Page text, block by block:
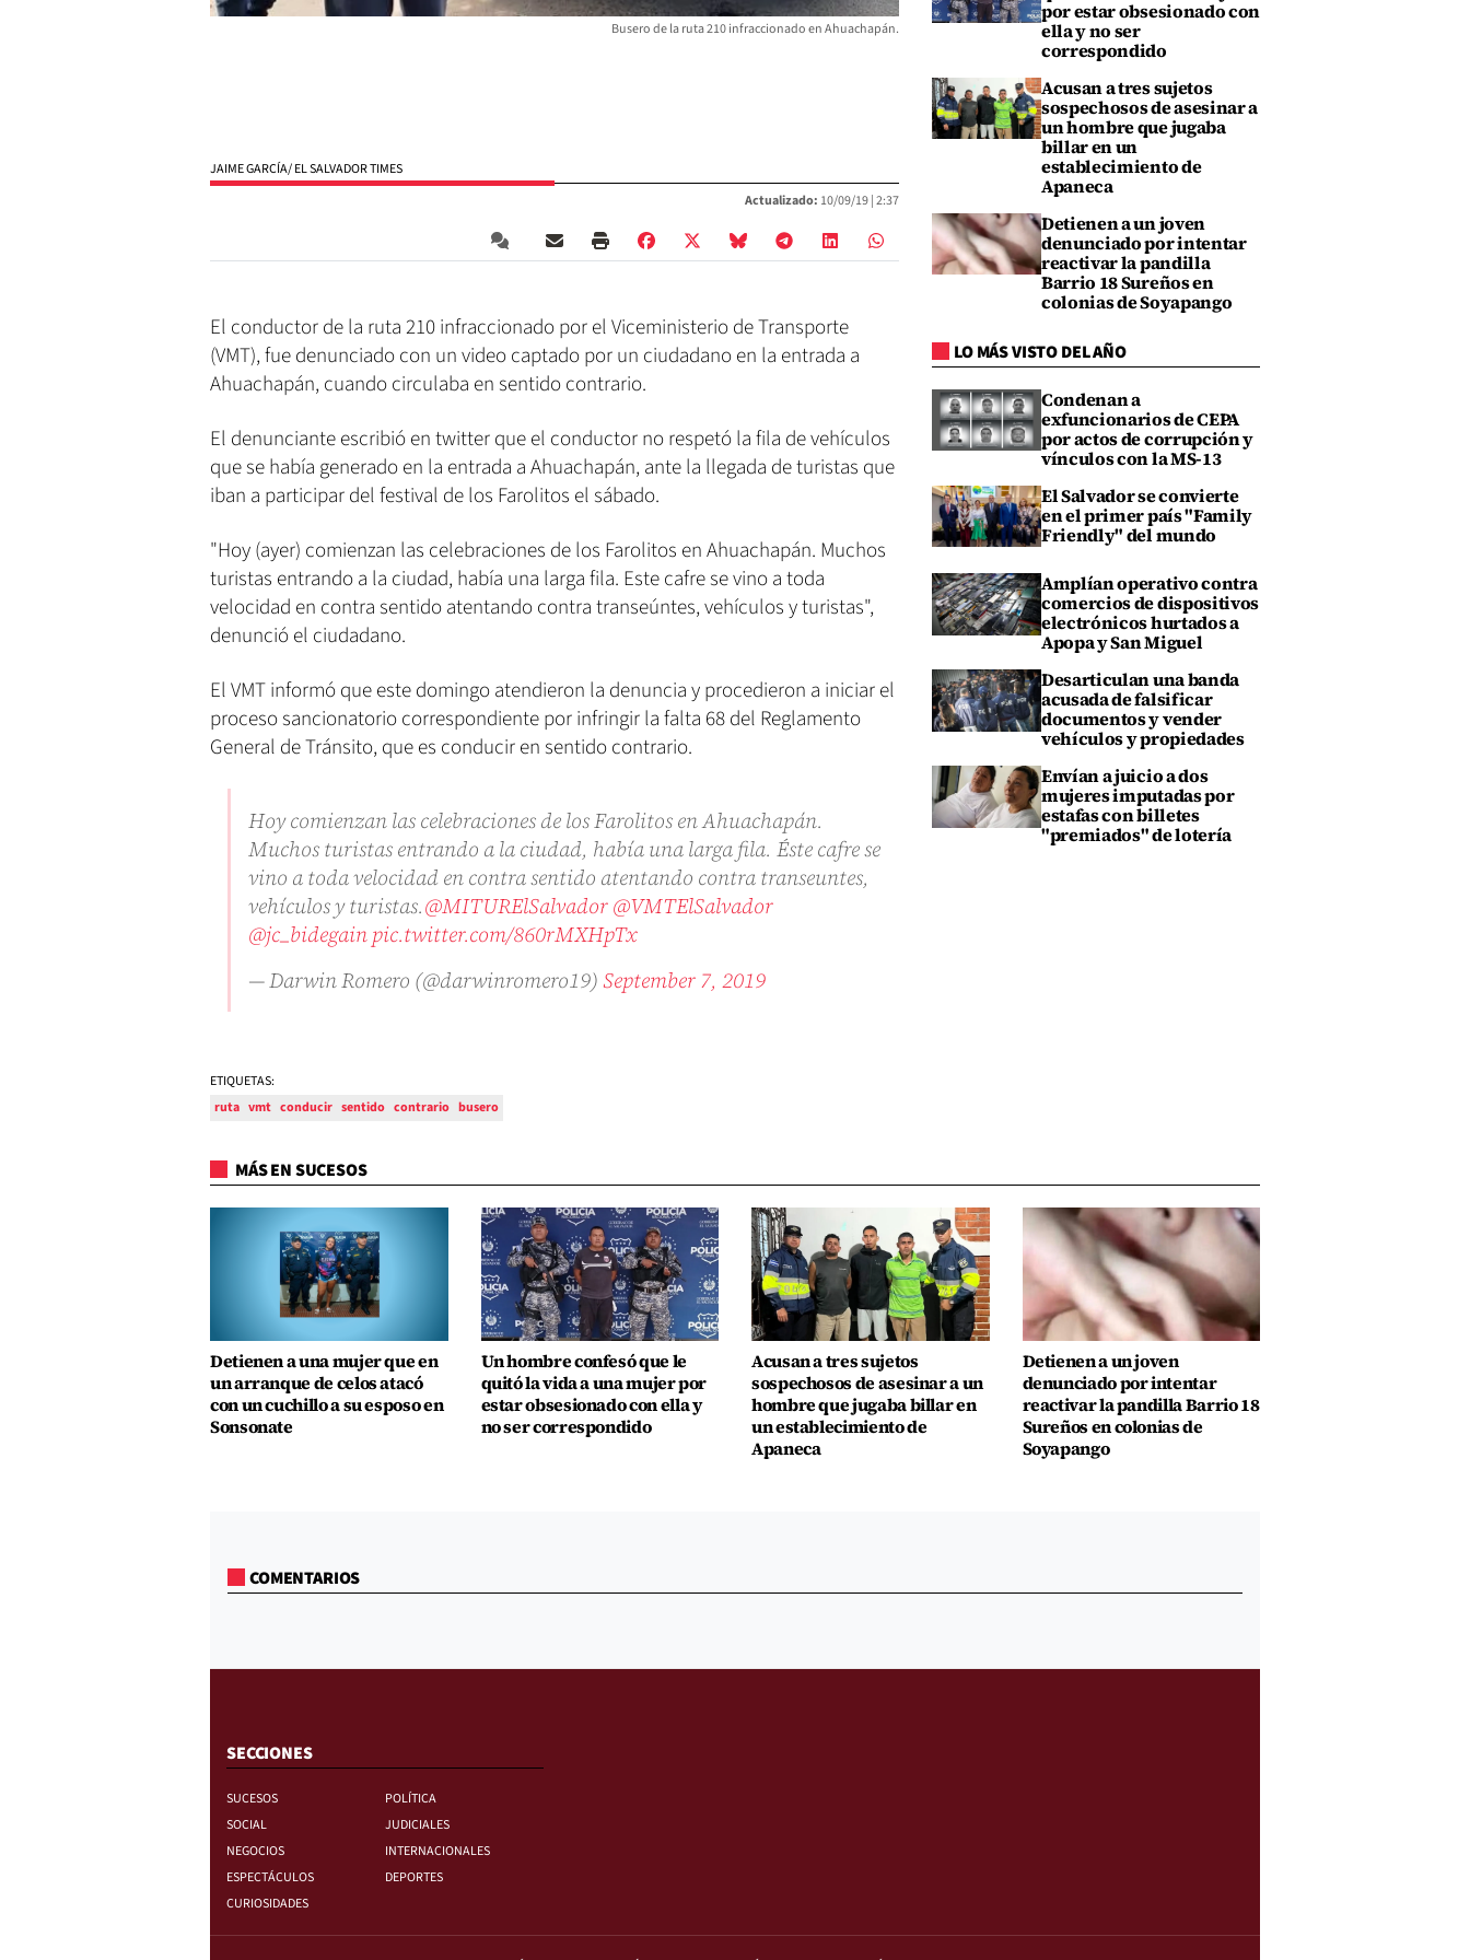
Busero de la ruta 210 infraccionado en Ahuachapán.
JAIME GARCÍA/ EL SALVADOR TIMES
Actualizado: 10/09/19 |2:37
El conductor de la ruta 210 infraccionado por el Viceministerio de Transporte
(VMT), fue denunciado con un video captado por un ciudadano en la entrada a
Ahuachapán, cuando circulaba en sentido contrario.
El denunciante escribió en twitter que el conductor no respetó la fila de vehículos
que se había generado en la entrada a Ahuachapán, ante la llegada de turistas que
iban a participar del festival de los Farolitos el sábado.
"Hoy (ayer) comienzan las celebraciones de los Farolitos en Ahuachapán. Muchos
turistas entrando a la ciudad, había una larga fila. Este cafre se vino a toda
velocidad en contra sentido atentando contra transeúntes, vehículos y turistas",
denunció el ciudadano.
El VMT informó que este domingo atendieron la denuncia y procedieron a iniciar el
proceso sancionatorio correspondiente por infringir la falta 68 del Reglamento
General de Tránsito, que es conducir en sentido contrario.
Hoy comienzan las celebraciones de los Farolitos en Ahuachapán.
Muchos turistas entrando a la ciudad, había una larga fila. Éste cafre se
vino a toda velocidad en contra sentido atentando contra transeuntes,
vehículos y turistas.@MITURElSalvador@VMTElSalvador
@jc_bidegainpic.twitter.com/860rMXHpTx
— Darwin Romero (@darwinromero19) September 7, 2019
ETIQUETAS:
ruta vmt conducir sentido contrario busero
por estar obsesionado con
ella y no ser
correspondido
Acusan a tres sujetos
sospechosos de asesinar a
un hombre que jugaba
billar en un
establecimiento de
Apaneca
Detienen a un joven
denunciado por intentar
reactivar la pandilla
Barrio 18 Sureños en
colonias de Soyapango
LO MÁS VISTO DEL AÑO
Condenan a
exfuncionarios de CEPA
por actos de corrupción y
vínculos con la MS-13
El Salvador se convierte
en el primer país "Family
Friendly" del mundo
Amplían operativo contra
comercios de dispositivos
electrónicos hurtados a
Apopa y San Miguel
Desarticulan una banda
acusada de falsificar
documentos y vender
vehículos y propiedades
Envían a juicio a dos
mujeres imputadas por
estafas con billetes
"premiados" de lotería
MÁS EN SUCESOS
Detienen a una mujer que en
un arranque de celos atacó
con un cuchillo a su esposo en
Sonsonate
Un hombre confesó que le
quitó la vida a una mujer por
estar obsesionado con ella y
no ser correspondido
Acusan a tres sujetos
sospechosos de asesinar a un
hombre que jugaba billar en
un establecimiento de
Apaneca
Detienen a un joven
denunciado por intentar
reactivar la pandilla Barrio 18
Sureños en colonias de
Soyapango
COMENTARIOS
SECCIONES
SUCESOS
POLÍTICA
SOCIAL
JUDICIALES
NEGOCIOS
INTERNACIONALES
ESPECTÁCULOS
DEPORTES
CURIOSIDADES